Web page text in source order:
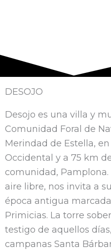
DESOJO
Desojo es una villa y
Comunidad Foral de
Merindad de Estella,
Occidental y a 75 km
comunidad, Pamplona.
aire libre, nos invita a
época antigua
Primicias. La torre
testigo de aquellos
campanas Santa